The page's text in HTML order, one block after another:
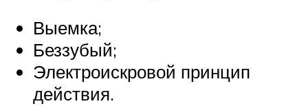
Выемка;
Беззубый;
Электроискровой принцип
действия.